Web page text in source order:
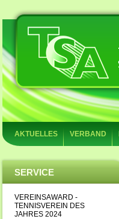
AKTUELLES VERBAND
SERVICE
VEREINSAWARD -
TENNISVEREIN DES
JAHRES 2024